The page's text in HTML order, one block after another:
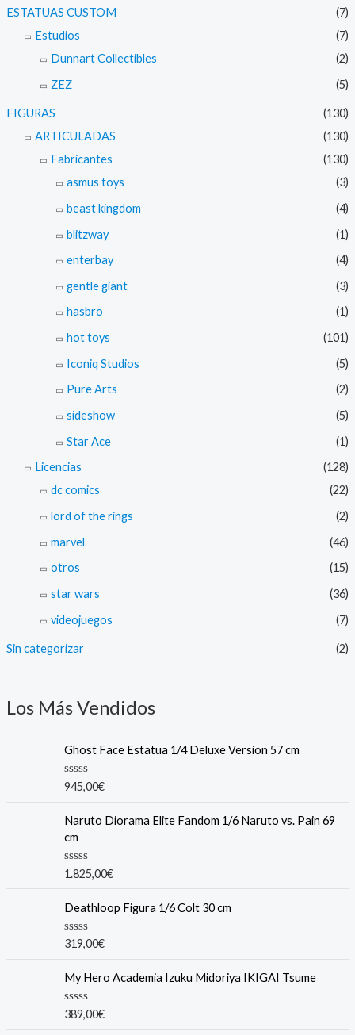
ESTATUAS CUSTOM
(7)
Estudios
(7)
Dunnart Collectibles
(2)
ZEZ
(5)
FIGURAS
(130)
ARTICULADAS
(130)
Fabricantes
(130)
asmus toys
(3)
beast kingdom
(4)
blitzway
(1)
enterbay
(4)
gentle giant
(3)
hasbro
(1)
hot toys
(101)
Iconiq Studios
(5)
Pure Arts
(2)
sideshow
(5)
Star Ace
(1)
Licencias
(128)
dc comics
(22)
lord of the rings
(2)
marvel
(46)
otros
(15)
star wars
(36)
videojuegos
(7)
Sin categorizar (2)
Los Más Vendidos
Ghost Face Estatua 1/4 Deluxe Version 57 cm
R
e
0
o
u
t
5
945,00€
Naruto Diorama Elite Fandom 1/6 Naruto vs. Pain 69
cm
R
e
0
o
u
o
f
5
1.825,00€
Deathloop Figura 1/6 Colt 30 cm
R
e
0
o
u
319,00€
My Hero Academia Izuku Midoriya IKIGAI Tsume
R
389,00€